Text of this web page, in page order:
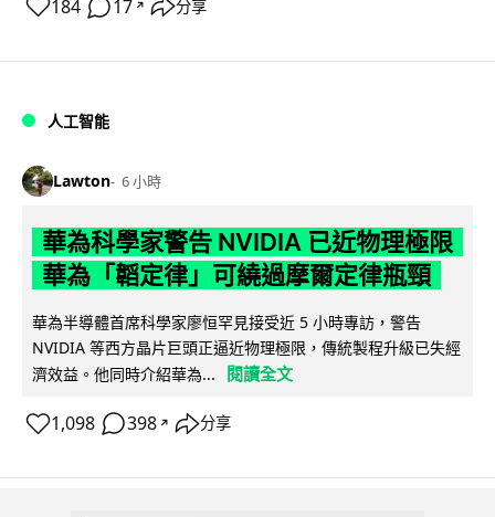
184 17 ↗ 分享
人工智能
Lawton 6 小時
華為科學家警告 NVIDIA 已近物理極限
華為「韜定律」可繞過摩爾定律瓶頸
華為半導體首席科學家廖恒罕見接受近 5 小時專訪，警告
NVIDIA 等西方晶片巨頭正逼近物理極限，傳統製程升級已失經
濟效益。他同時介紹華為...
閱讀全文
1,098 398 ↗ 分享